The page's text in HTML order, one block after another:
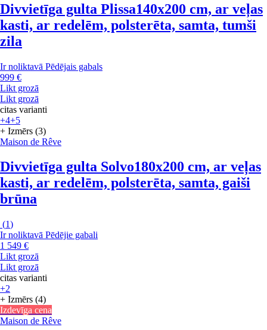
Divvietīga gulta Plissa140x200 cm, ar veļas
kasti, ar redelēm, polsterēta, samta, tumši
zila
Ir noliktavā Pēdējais gabals
999 €
Likt grozā
Likt grozā
citas varianti
+4+5
+ Izmērs (3)
Maison de Rêve
Divvietīga gulta Solvo180x200 cm, ar veļas
kasti, ar redelēm, polsterēta, samta, gaiši
brūna
(1)
Ir noliktavā Pēdējie gabali
1 549 €
Likt grozā
Likt grozā
citas varianti
+2
+ Izmērs (4)
Izdevīga cena
Maison de Rêve